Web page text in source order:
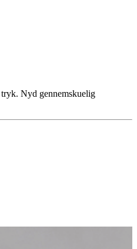
Nyd gennemskuelig